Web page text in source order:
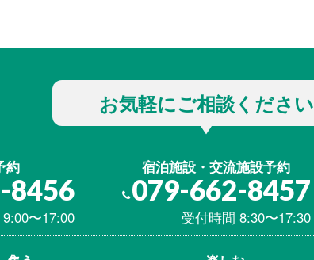
お気軽にご相談ください
約
8456
〜17:00
宿泊施設・交流施設予約
079-662-8457
受付時間 8:30〜17:30